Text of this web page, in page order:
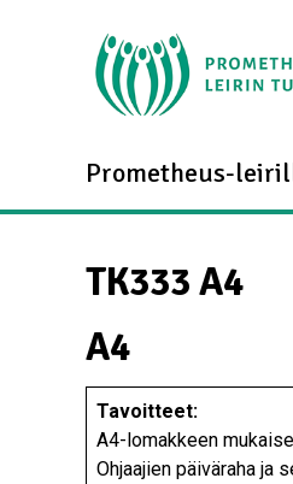
Prometheus-
TK333 A4
A4
Tavoitteet:
A4-lomakkeen
Ohjaajien päiväraha ja